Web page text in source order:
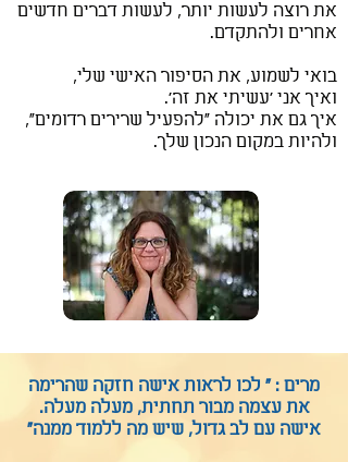
את רוצה לעשות יותר, לעשות דברים חדשים
אחרים ולהתקדם.
בואי לשמוע, את הסיפור האישי שלי,
ואיך אני 'עשיתי את זה'.
איך גם את יכולה "להפעיל שרירים רדומים",
ולהיות במקום הנכון שלך.
מרים : " לכו לראות אישה חזקה שהרימה
את עצמה מבור תחתית, מעלה מעלה.
אישה עם לב גדול, שיש מה ללמוד ממנה"